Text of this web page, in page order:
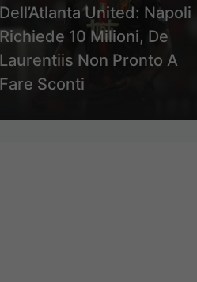
Dell’Atlanta United: Napoli
Richiede 10 Milioni, De
Laurentiis Non Pronto A
Fare Sconti